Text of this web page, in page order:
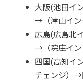
大阪(池田イ
→（津山イ
広島(広島北
→（院庄イ
四国(高知イ
チェンジ）